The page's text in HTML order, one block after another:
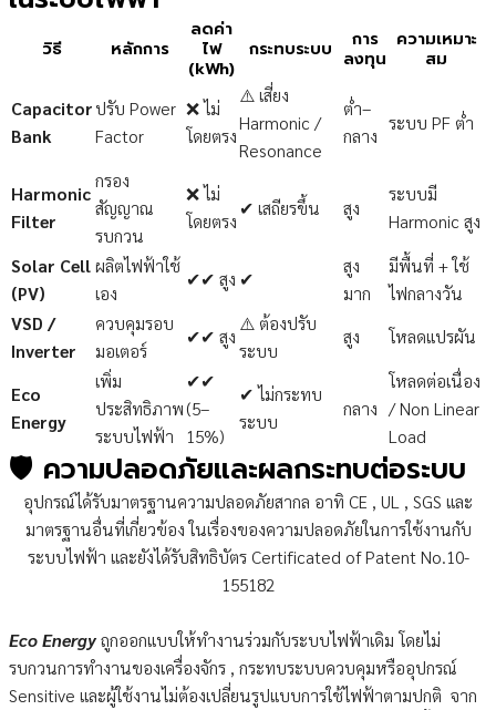
วิธี หลักการ
ลดค่า
ไฟ
(kWh)
กระทบระบบ
การ
ลงทุน
ความเหมาะ
สม
Capacitor
Bank
ปรับ Power
Factor
❌ ไม่
โดยตรง
⚠️ เสี่ยง
Harmonic /
Resonance
ต่ำ–
กลาง
ระบบ PF ต่ำ
Harmonic
Filter
กรอง
สัญญาณ
รบกวน
❌ ไม่
โดยตรง
✔ เสถียรขึ้น สูง
ระบบมี
Harmonic สูง
Solar Cell
(PV)
ผลิตไฟฟ้าใช้
เอง
✔✔ สูง ✔
สูง
มาก
มีพื้นที่ + ใช้
ไฟกลางวัน
VSD /
Inverter
ควบคุมรอบ
มอเตอร์
✔✔ สูง
⚠️ ต้องปรับ
ระบบ
สูง โหลดแปรผัน
Eco
Energy
เพิ่ม
ประสิทธิภาพ
ระบบไฟฟ้า
✔✔
(5–
15%)
✔ ไม่กระทบ
ระบบ
กลาง
โหลดต่อเนื่อง
/ Non Linear
Load
🛡️ ความปลอดภัยและผลกระทบต่อระบบ
อุปกรณ์ได้รับมาตรฐานความปลอดภัยสากล อาทิ CE , UL , SGS และ
มาตรฐานอื่นที่เกี่ยวข้อง ในเรื่องของความปลอดภัยในการใช้งานกับ
ระบบไฟฟ้า และยังได้รับสิทธิบัตร Certificated of Patent No.10-
155182
Eco Energyถูกออกแบบให้ทำงานร่วมกับระบบไฟฟ้าเดิม โดยไม่
รบกวนการทำงานของเครื่องจักร , กระทบระบบควบคุมหรืออุปกรณ์
Sensitive และผู้ใช้งานไม่ต้องเปลี่ยนรูปแบบการใช้ไฟฟ้าตามปกติ จาก